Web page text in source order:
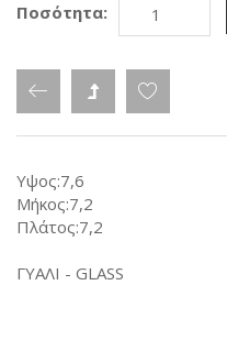
Ποσότητα:
Υψος:7,6
Μήκος:7,2
Πλάτος:7,2
ΓΥΑΛΙ - GLASS